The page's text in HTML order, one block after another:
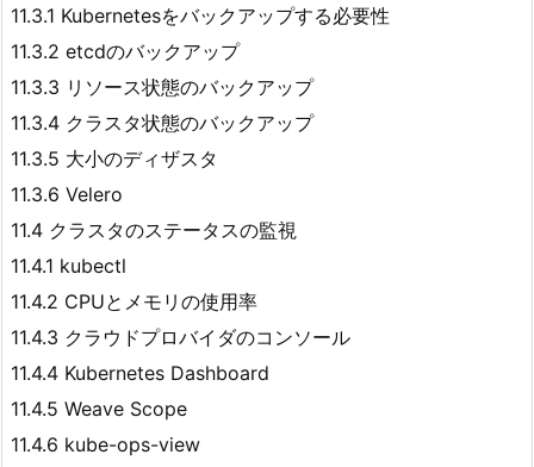
11.3.1 Kubernetesをバックアップする必要性
11.3.2 etcdのバックアップ
11.3.3 リソース状態のバックアップ
11.3.4 クラスタ状態のバックアップ
11.3.5 大小のディザスタ
11.3.6 Velero
11.4 クラスタのステータスの監視
11.4.1 kubectl
11.4.2 CPUとメモリの使用率
11.4.3 クラウドプロバイダのコンソール
11.4.4 Kubernetes Dashboard
11.4.5 Weave Scope
11.4.6 kube-ops-view